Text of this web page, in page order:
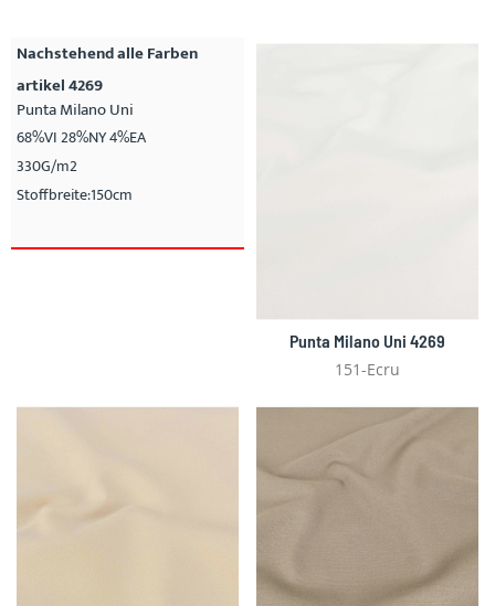
Nachstehend alle Farben
artikel 4269
Punta Milano Uni
68%VI 28%NY 4%EA
330G/m2
Stoffbreite:150cm
Punta Milano Uni 4269
151-Ecru